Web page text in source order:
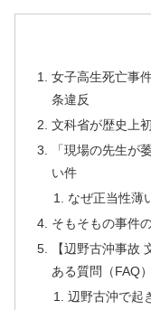
女子高生死亡事
条違反
文科省が歴史上
「現場の先生が
い件
なぜ正当性薄
そもそもの事件
【辺野古沖事故
ある質問（FAQ）
辺野古沖で起